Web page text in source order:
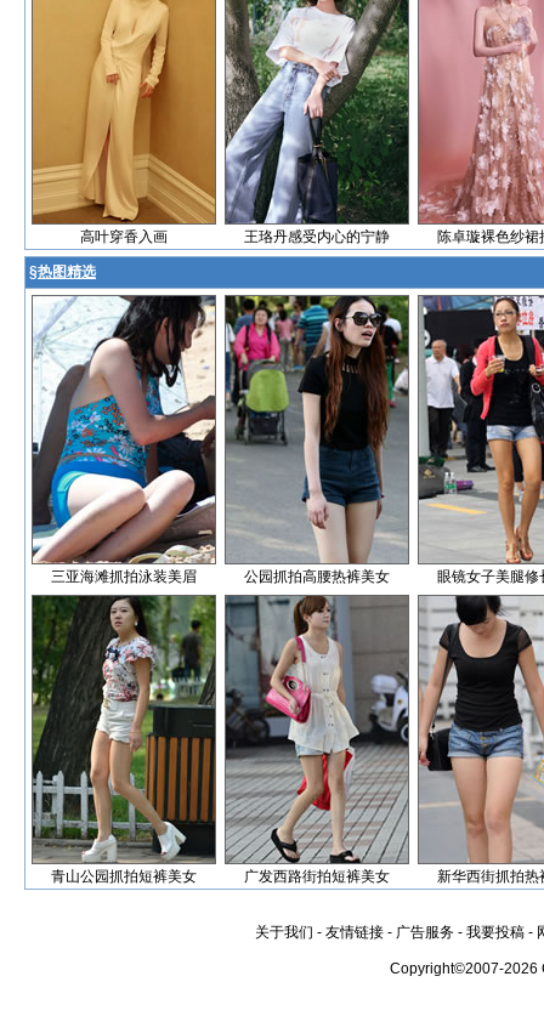
高叶穿香入画 王珞丹感受内心的宁静 陈卓璇裸色纱裙
§热图精选
三亚海滩抓拍泳装美眉 公园抓拍高腰热裤美女 眼镜女子美腿修
青山公园抓拍短裤美女 广发西路街拍短裤美女 新华西街抓拍热
关于我们 - 友情链接 - 广告服务 - 我要投稿 -
Copyright©2007-2026